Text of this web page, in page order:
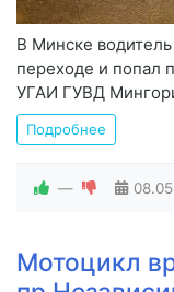
В Минске
переходе и попал
УГАИ ГУВД
Подробнее
—
Мотоцикл